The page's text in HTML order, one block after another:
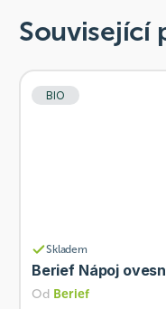
Související
BIO
Skladem
Berief Nápoj
Od Berief